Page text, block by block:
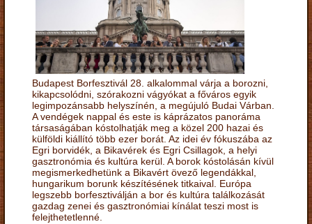
Budapest Borfesztivál 28. alkalommal várja a borozni,
kikapcsolódni, szórakozni vágyókat a főváros egyik
legimpozánsabb helyszínén, a megújuló Budai Várban.
A vendégek nappal és este is káprázatos panoráma
társaságában kóstolhatják meg a közel 200 hazai és
külföldi kiállító több ezer borát. Az idei év fókuszába az
Egri borvidék, a Bikavérek és Egri Csillagok, a helyi
gasztronómia és kultúra kerül. A borok kóstolásán kívül
megismerkedhetünk a Bikavért övező legendákkal,
hungarikum borunk készítésének titkaival. Európa
legszebb borfesztiválján a bor és kultúra találkozását
gazdag zenei és gasztronómiai kínálat teszi most is
felejthetetlenné.